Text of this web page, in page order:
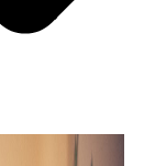
590